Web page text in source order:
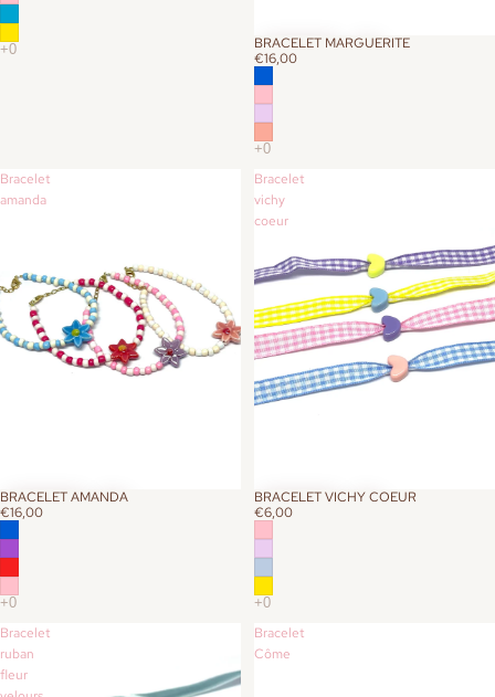
BRACELET MARGUERITE
€16,00
Bracelet
amanda
BRACELET AMANDA
€16,00
Bracelet
vichy
coeur
BRACELET VICHY COEUR
€6,00
Bracelet
ruban
fleur
Bracelet
Côme